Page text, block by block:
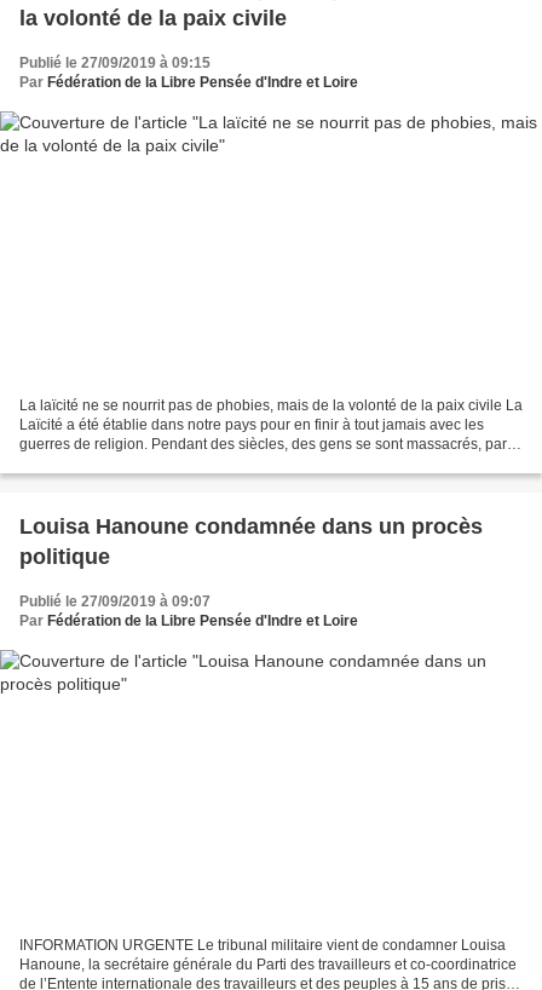
la volonté de la paix civile
Publié le 27/09/2019 à 09:15
Par Fédération de la Libre Pensée d'Indre et Loire
La laïcité ne se nourrit pas de phobies, mais de la volonté de la paix civile La
Laïcité a été établie dans notre pays pour en finir à tout jamais avec les
guerres de religion. Pendant des siècles, des gens se sont massacrés, parce
Louisa Hanoune condamnée dans un procès
politique
Publié le 27/09/2019 à 09:07
Par Fédération de la Libre Pensée d'Indre et Loire
INFORMATION URGENTE Le tribunal militaire vient de condamner Louisa
Hanoune, la secrétaire générale du Parti des travailleurs et co-coordinatrice
de l’Entente internationale des travailleurs et des peuples à 15 ans de prison